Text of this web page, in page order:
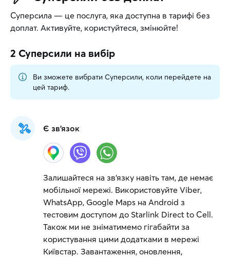
Суперсила — це послуга, яка доступна в тарифі без
доплат. Активуйте, користуйтеся, змінюйте!
2 Суперсили на вибір
Ви зможете вибрати Суперсили, коли перейдете на
цей тариф.
Є зв'язок
Залишайтеся на зв’язку навіть там, де немає
мобільної мережі. Використовуйте Viber,
WhatsApp, Google Maps на Android з
тестовим доступом до Starlink Direct to Cell.
Також ми не зніматимемо гігабайти за
користування цими додатками в мережі
Київстар. Завантаження, оновлення,